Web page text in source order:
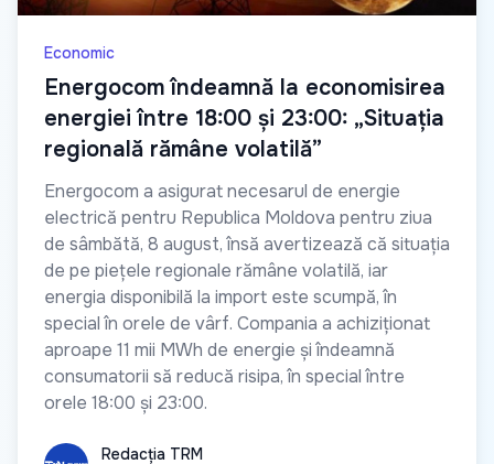
Economic
Energocom îndeamnă la economisirea
energiei între 18:00 și 23:00: „Situația
regională rămâne volatilă”
Energocom a asigurat necesarul de energie
electrică pentru Republica Moldova pentru ziua
de sâmbătă, 8 august, însă avertizează că situația
de pe piețele regionale rămâne volatilă, iar
energia disponibilă la import este scumpă, în
special în orele de vârf. Compania a achiziționat
aproape 11 mii MWh de energie și îndeamnă
consumatorii să reducă risipa, în special între
orele 18:00 și 23:00.
Redacția TRM
Redacția TRM